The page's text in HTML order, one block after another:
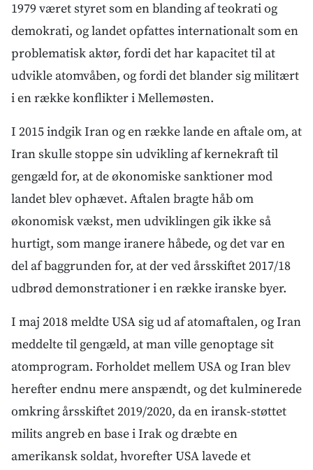
1979 været styret som en blanding af teokrati og
demokrati, og landet opfattes internationalt som en
problematisk aktør, fordi det har kapacitet til at
udvikle atomvåben, og fordi det blander sig militært
i en række konflikter i Mellemøsten.
I 2015 indgik Iran og en række lande en aftale om, at
Iran skulle stoppe sin udvikling af kernekraft til
gengæld for, at de økonomiske sanktioner mod
landet blev ophævet. Aftalen bragte håb om
økonomisk vækst, men udviklingen gik ikke så
hurtigt, som mange iranere håbede, og det var en
del af baggrunden for, at der ved årsskiftet 2017/18
udbrød demonstrationer i en række iranske byer.
I maj 2018 meldte USA sig ud af atomaftalen, og Iran
meddelte til gengæld, at man ville genoptage sit
atomprogram. Forholdet mellem USA og Iran blev
herefter endnu mere anspændt, og det kulminerede
omkring årsskiftet 2019/2020, da en iransk-støttet
milits angreb en base i Irak og dræbte en
amerikansk soldat, hvorefter USA lavede et